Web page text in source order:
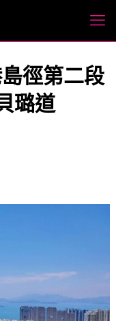
徑第二段
璐道